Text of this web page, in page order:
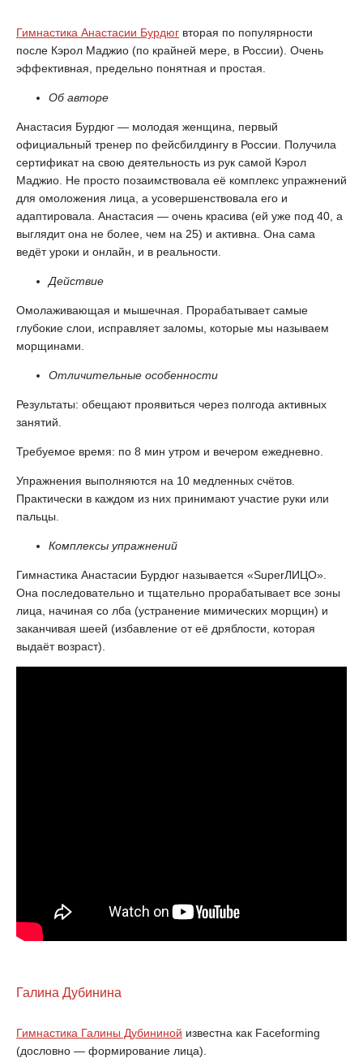
Гимнастика Анастасии Бурдюг вторая по популярности
после Кэрол Маджио (по крайней мере, в России). Очень
эффективная, предельно понятная и простая.
Об авторе
Анастасия Бурдюг — молодая женщина, первый
официальный тренер по фейсбилдингу в России. Получила
сертификат на свою деятельность из рук самой Кэрол
Маджио. Не просто позаимствовала её комплекс упражнений
для омоложения лица, а усовершенствовала его и
адаптировала. Анастасия — очень красива (ей уже под 40, а
выглядит она не более, чем на 25) и активна. Она сама
ведёт уроки и онлайн, и в реальности.
Действие
Омолаживающая и мышечная. Прорабатывает самые
глубокие слои, исправляет заломы, которые мы называем
морщинами.
Отличительные особенности
Результаты: обещают проявиться через полгода активных
занятий.
Требуемое время: по 8 мин утром и вечером ежедневно.
Упражнения выполняются на 10 медленных счётов.
Практически в каждом из них принимают участие руки или
пальцы.
Комплексы упражнений
Гимнастика Анастасии Бурдюг называется «SuperЛИЦО».
Она последовательно и тщательно прорабатывает все зоны
лица, начиная со лба (устранение мимических морщин) и
заканчивая шеей (избавление от её дряблости, которая
выдаёт возраст).
Галина Дубинина
Гимнастика Галины Дубининой известна как Faceforming
(дословно — формирование лица).